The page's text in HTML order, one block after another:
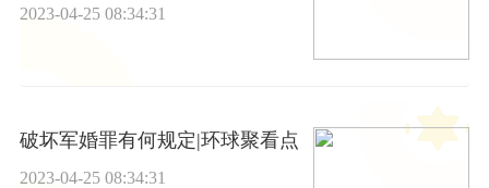
2023-04-25 08:34:31
破坏军婚罪有何规定|环球聚看点
2023-04-25 08:34:31